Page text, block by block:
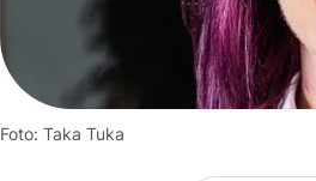
Foto: Taka Tuka